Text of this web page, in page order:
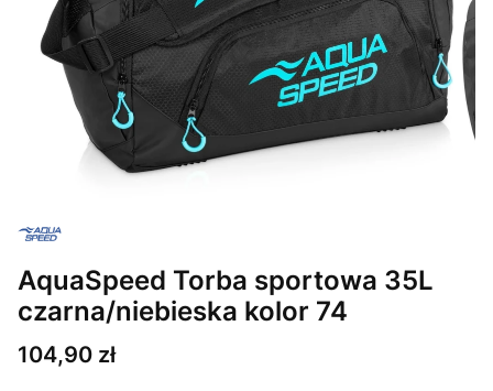
AquaSpeed Torba sportowa 35L
czarna/niebieska kolor 74
Cena
104,90 zł